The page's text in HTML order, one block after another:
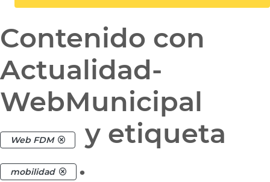
Contenido con
Actualidad-
WebMunicipal
Web FDM y etiqueta
mobilidad .